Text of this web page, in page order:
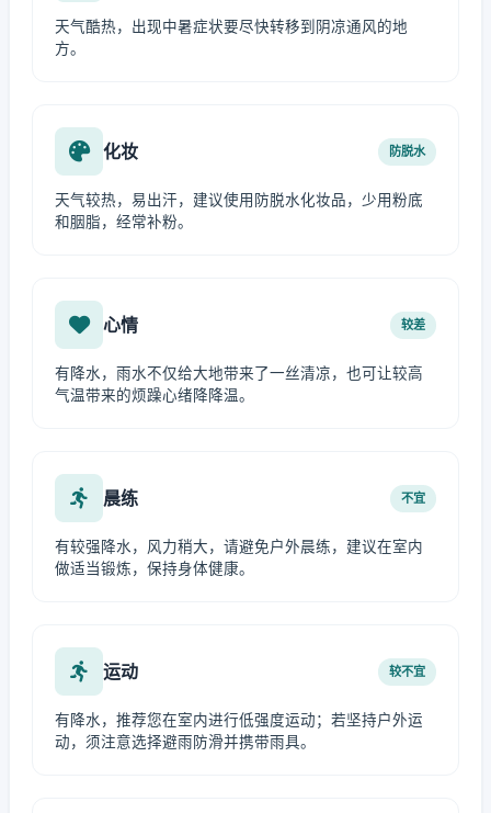
天气酷热，出现中暑症状要尽快转移到阴凉通风的地
方。
化妆 防脱水
天气较热，易出汗，建议使用防脱水化妆品，少用粉底
和胭脂，经常补粉。
心情 较差
有降水，雨水不仅给大地带来了一丝清凉，也可让较高
气温带来的烦躁心绪降降温。
晨练 不宜
有较强降水，风力稍大，请避免户外晨练，建议在室内
做适当锻炼，保持身体健康。
运动 较不宜
有降水，推荐您在室内进行低强度运动；若坚持户外运
动，须注意选择避雨防滑并携带雨具。